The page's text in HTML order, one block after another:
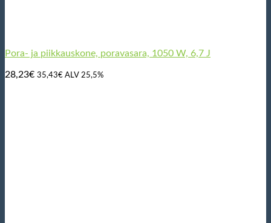
Pora- ja piikkauskone, poravasara, 1050 W, 6,7 J
28,23€ 35,43€ ALV 25,5%